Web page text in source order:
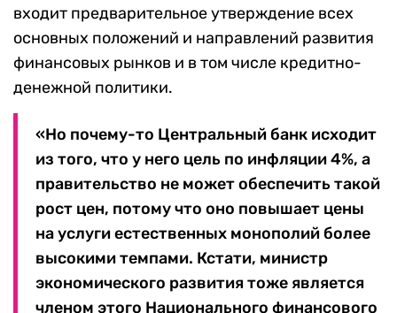
входит предварительное утверждение всех
основных положений и направлений развития
финансовых рынков и в том числе кредитно-
денежной политики.
«Но почему-то Центральный банк исходит
из того, что у него цель по инфляции 4%, а
правительство не может обеспечить такой
рост цен, потому что оно повышает цены
на услуги естественных монополий более
высокими темпами. Кстати, министр
экономического развития тоже является
членом этого Национального финансового